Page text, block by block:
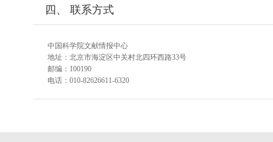
四、 联系方式
中国科学院文献情报中心
地址：北京市海淀区中关村北四环西路33号
邮编：100190
电话：010-82626611-6320